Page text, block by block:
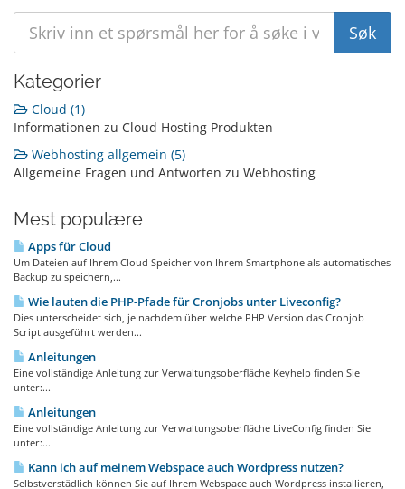
Kategorier
Cloud (1)
Informationen zu Cloud Hosting Produkten
Webhosting allgemein (5)
Allgemeine Fragen und Antworten zu Webhosting
Mest populære
Apps für Cloud
Um Dateien auf Ihrem Cloud Speicher von Ihrem Smartphone als automatisches
Backup zu speichern,...
Wie lauten die PHP-Pfade für Cronjobs unter Liveconfig?
Dies unterscheidet sich, je nachdem über welche PHP Version das Cronjob
Script ausgeführt werden...
Anleitungen
Eine vollständige Anleitung zur Verwaltungsoberfläche Keyhelp finden Sie
unter:...
Anleitungen
Eine vollständige Anleitung zur Verwaltungsoberfläche LiveConfig finden Sie
unter:...
Kann ich auf meinem Webspace auch Wordpress nutzen?
Selbstverstädlich können Sie auf Ihrem Webspace auch Wordpress installieren,